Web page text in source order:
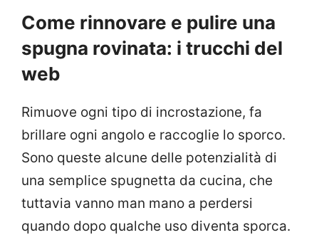
Come rinnovare e pulire una
spugna rovinata: i trucchi del
web
Rimuove ogni tipo di incrostazione, fa
brillare ogni angolo e raccoglie lo sporco.
Sono queste alcune delle potenzialità di
una semplice spugnetta da cucina, che
tuttavia vanno man mano a perdersi
quando dopo qualche uso diventa sporca.